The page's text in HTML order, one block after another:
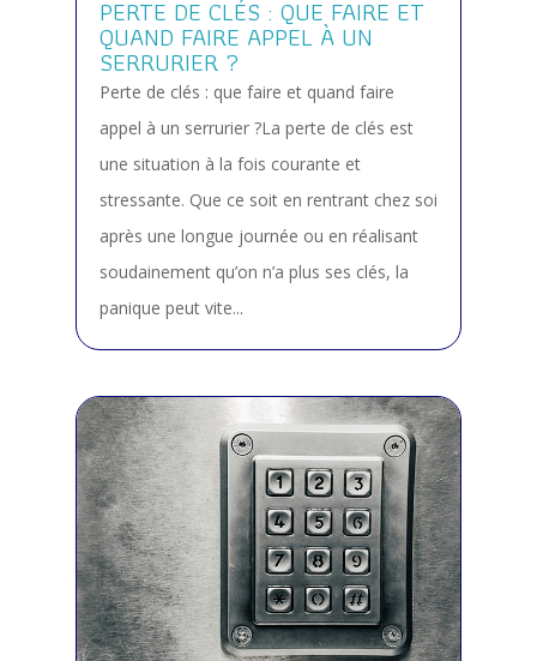
PERTE DE CLÉS : QUE FAIRE ET
QUAND FAIRE APPEL À UN
SERRURIER ?
Perte de clés : que faire et quand faire
appel à un serrurier ?La perte de clés est
une situation à la fois courante et
stressante. Que ce soit en rentrant chez soi
après une longue journée ou en réalisant
soudainement qu’on n’a plus ses clés, la
panique peut vite...